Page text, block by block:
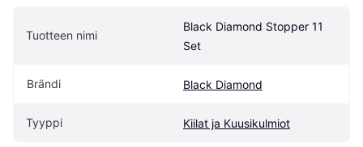
Tuotteen nimi
Black Diamond Stopper 11
Set
Brändi Black Diamond
Tyyppi Kiilat ja Kuusikulmiot